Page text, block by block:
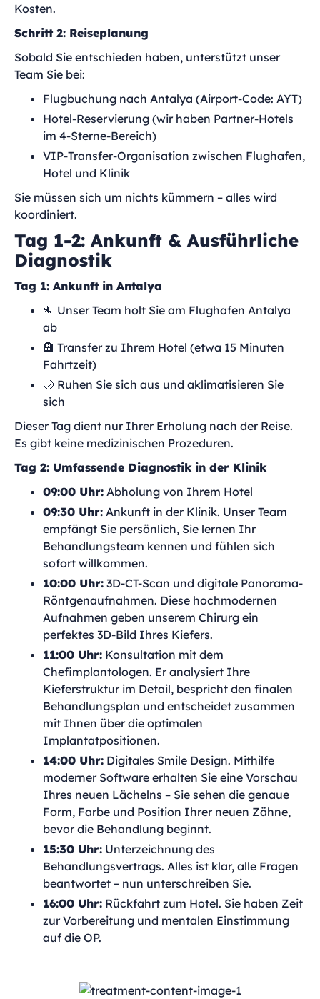
Kosten.
Schritt 2: Reiseplanung
Sobald Sie entschieden haben, unterstützt unser
Team Sie bei:
Flugbuchung nach Antalya (Airport-Code: AYT)
Hotel-Reservierung (wir haben Partner-Hotels
im 4-Sterne-Bereich)
VIP-Transfer-Organisation zwischen Flughafen,
Hotel und Klinik
Sie müssen sich um nichts kümmern – alles wird
koordiniert.
Tag 1-2: Ankunft & Ausführliche
Diagnostik
Tag 1: Ankunft in Antalya
🛬 Unser Team holt Sie am Flughafen Antalya
ab
🏨 Transfer zu Ihrem Hotel (etwa 15 Minuten
Fahrtzeit)
🌙 Ruhen Sie sich aus und aklimatisieren Sie
sich
Dieser Tag dient nur Ihrer Erholung nach der Reise.
Es gibt keine medizinischen Prozeduren.
Tag 2: Umfassende Diagnostik in der Klinik
09:00 Uhr: Abholung von Ihrem Hotel
09:30 Uhr: Ankunft in der Klinik. Unser Team
empfängt Sie persönlich, Sie lernen Ihr
Behandlungsteam kennen und fühlen sich
sofort willkommen.
10:00 Uhr: 3D-CT-Scan und digitale Panorama-
Röntgenaufnahmen. Diese hochmodernen
Aufnahmen geben unserem Chirurg ein
perfektes 3D-Bild Ihres Kiefers.
11:00 Uhr: Konsultation mit dem
Chefimplantologen. Er analysiert Ihre
Kieferstruktur im Detail, bespricht den finalen
Behandlungsplan und entscheidet zusammen
mit Ihnen über die optimalen
Implantatpositionen.
14:00 Uhr: Digitales Smile Design. Mithilfe
moderner Software erhalten Sie eine Vorschau
Ihres neuen Lächelns – Sie sehen die genaue
Form, Farbe und Position Ihrer neuen Zähne,
bevor die Behandlung beginnt.
15:30 Uhr: Unterzeichnung des
Behandlungsvertrags. Alles ist klar, alle Fragen
beantwortet – nun unterschreiben Sie.
16:00 Uhr: Rückfahrt zum Hotel. Sie haben Zeit
zur Vorbereitung und mentalen Einstimmung
auf die OP.